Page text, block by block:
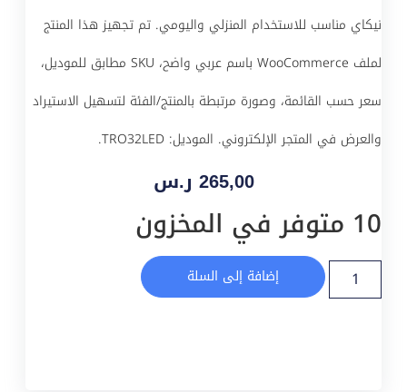
نيكاي مناسب للاستخدام المنزلي واليومي. تم تجهيز هذا المنتج
لملف WooCommerce باسم عربي واضح، SKU مطابق للموديل،
سعر حسب القائمة، وصورة مرتبطة بالمنتج/الفئة لتسهيل الاستيراد
والعرض في المتجر الإلكتروني. الموديل: TRO32LED.
265,00 ر.س
10 متوفر في المخزون
إضافة إلى السلة